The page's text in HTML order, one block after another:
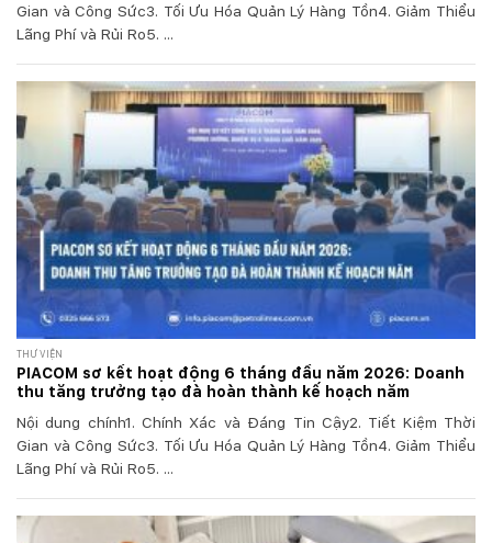
Gian và Công Sức3. Tối Ưu Hóa Quản Lý Hàng Tồn4. Giảm Thiểu
Lãng Phí và Rủi Ro5. ...
THƯ VIỆN
PIACOM sơ kết hoạt động 6 tháng đầu năm 2026: Doanh
thu tăng trưởng tạo đà hoàn thành kế hoạch năm
Nội dung chính1. Chính Xác và Đáng Tin Cậy2. Tiết Kiệm Thời
Gian và Công Sức3. Tối Ưu Hóa Quản Lý Hàng Tồn4. Giảm Thiểu
Lãng Phí và Rủi Ro5. ...